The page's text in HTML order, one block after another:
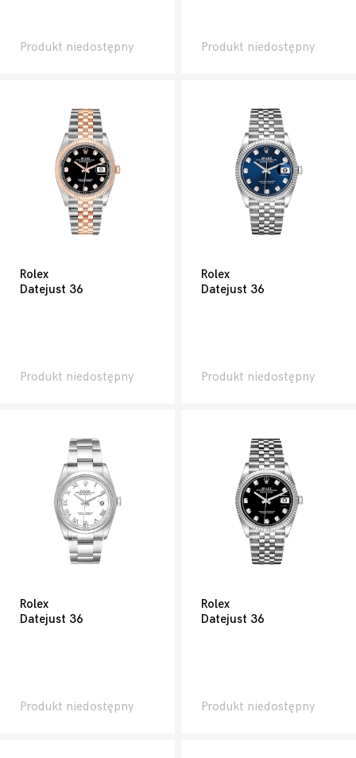
Produkt niedostępny Produkt niedostępny
Rolex
Datejust 36
Produkt niedostępny
Rolex
Datejust 36
Produkt niedostępny
Rolex
Datejust 36
Produkt niedostępny
Rolex
Datejust 36
Produkt niedostępny